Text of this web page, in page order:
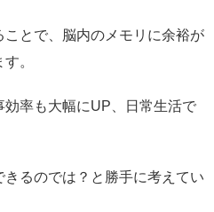
とで、脳内のメモリに余裕が
。
効率も大幅にUP、日常生活で
きるのでは？と勝手に考えてい